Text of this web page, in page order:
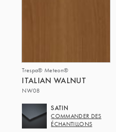
Trespa® Meteon®
ITALIAN WALNUT
NW08
SATIN
COMMANDER DES
ÉCHANTILLONS